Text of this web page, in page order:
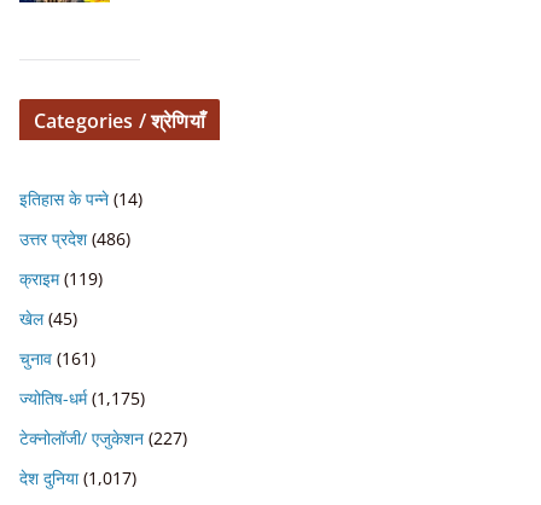
Categories / श्रेणियाँ
इतिहास के पन्ने (14)
उत्तर प्रदेश (486)
क्राइम(119)
खेल(45)
चुनाव (161)
ज्योतिष-धर्म(1,175)
टेक्नोलॉजी/ एजुकेशन (227)
देश दुनिया(1,017)